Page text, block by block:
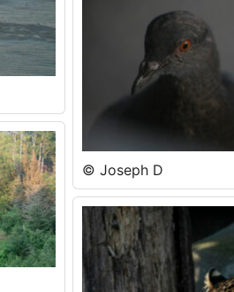
© Joseph D